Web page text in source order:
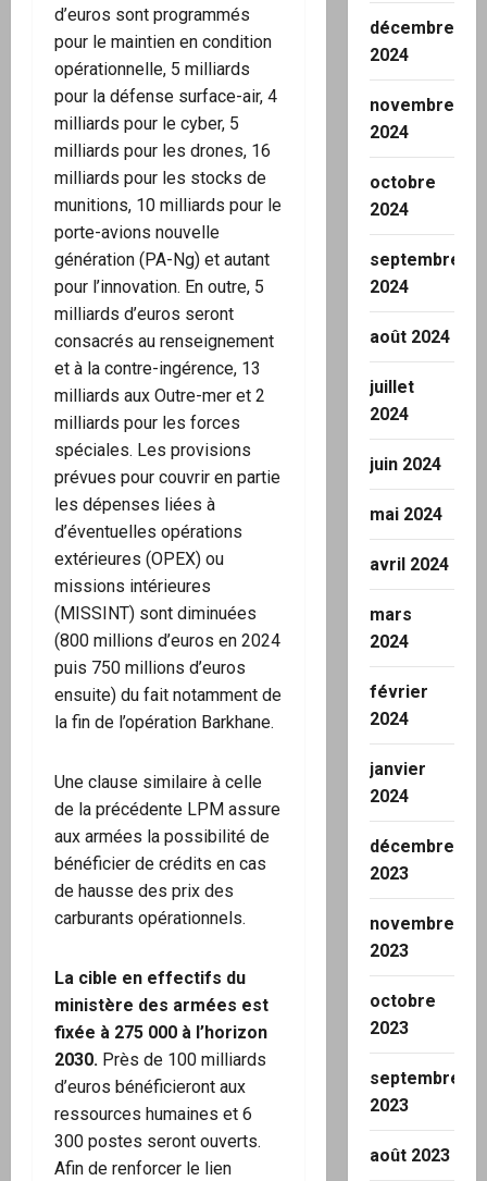
d’euros sont programmés
pour le maintien en condition
opérationnelle, 5 milliards
pour la défense surface-air, 4
milliards pour le cyber, 5
milliards pour les drones, 16
milliards pour les stocks de
munitions, 10 milliards pour le
porte-avions nouvelle
génération (PA-Ng) et autant
pour l’innovation. En outre, 5
milliards d’euros seront
consacrés au renseignement
et à la contre-ingérence, 13
milliards aux Outre-mer et 2
milliards pour les forces
spéciales. Les provisions
prévues pour couvrir en partie
les dépenses liées à
d’éventuelles opérations
extérieures (OPEX) ou
missions intérieures
(MISSINT) sont diminuées
(800 millions d’euros en 2024
puis 750 millions d’euros
ensuite) du fait notamment de
la fin de l’opération Barkhane.
Une clause similaire à celle
de la précédente LPM assure
aux armées la possibilité de
bénéficier de crédits en cas
de hausse des prix des
carburants opérationnels.
La cible en effectifs du
ministère des armées est
fixée à 275 000 à l’horizon
2030. Près de 100 milliards
d’euros bénéficieront aux
ressources humaines et 6
300 postes seront ouverts.
Afin de renforcer le lien
décembre
2024
novembre
2024
octobre
2024
septembre
2024
août 2024
juillet
2024
juin 2024
mai 2024
avril 2024
mars
2024
février
2024
janvier
2024
décembre
2023
novembre
2023
octobre
2023
septembre
2023
août 2023